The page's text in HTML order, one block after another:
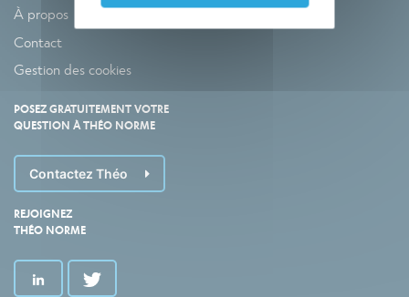
À propos
Contact
Gestion des cookies
POSEZ GRATUITEMENT VOTRE
QUESTION À THÉO NORME
Contactez Théo
REJOIGNEZ
THÉO NORME